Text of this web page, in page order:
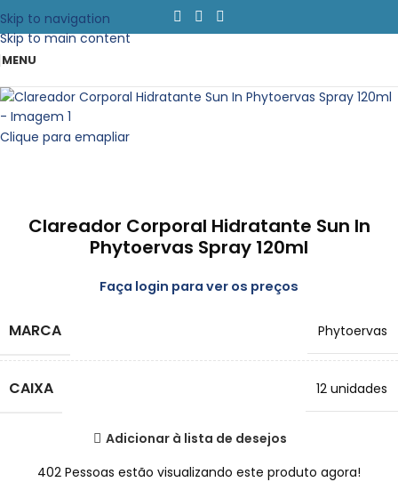
Skip to navigation
Skip to main content
MENU
Clique para emapliar
Clareador Corporal Hidratante Sun In
Phytoervas Spray 120ml
Faça login para ver os preços
MARCA Phytoervas
CAIXA 12 unidades
Adicionar à lista de desejos
402 Pessoas estão visualizando este produto agora!